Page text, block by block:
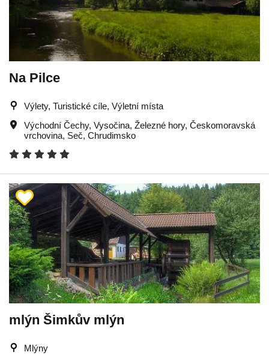
Na Pilce
Výlety, Turistické cíle, Výletní místa
Východní Čechy, Vysočina, Železné hory, Českomoravská
vrchovina, Seč, Chrudimsko
mlýn Šimkův mlýn
Mlýny